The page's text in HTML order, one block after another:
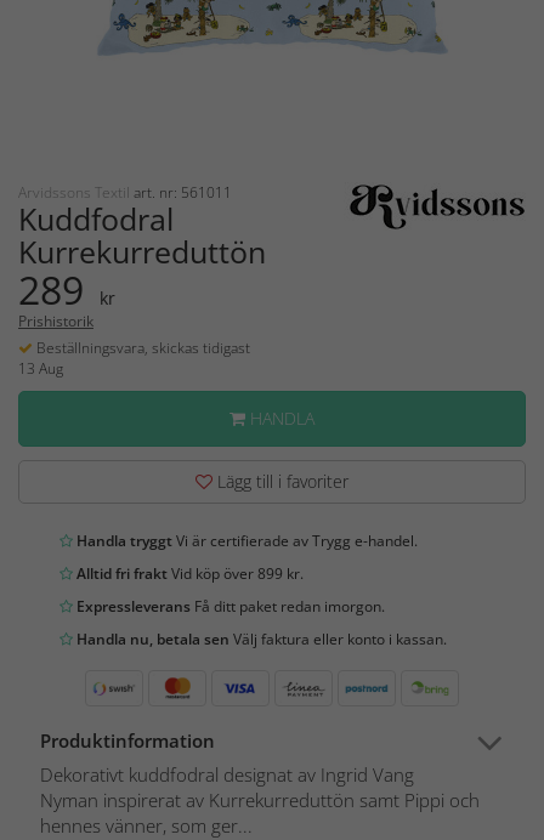
Arvidssons Textil art. nr: 561011
Kuddfodral
Kurrekurreduttön
289 kr
Prishistorik
Beställningsvara, skickas tidigast
13 Aug
HANDLA
Lägg till i favoriter
Handla tryggtVi är certifierade av Trygg e-handel.
Alltid fri fraktVid köp över 899 kr.
Expressleverans Få ditt paket redan imorgon.
Handla nu, betala sen Välj faktura eller konto i kassan.
Produktinformation
Dekorativt kuddfodral designat av Ingrid Vang
Nyman inspirerat av Kurrekurreduttön samt Pippi och
hennes vänner, som ger...